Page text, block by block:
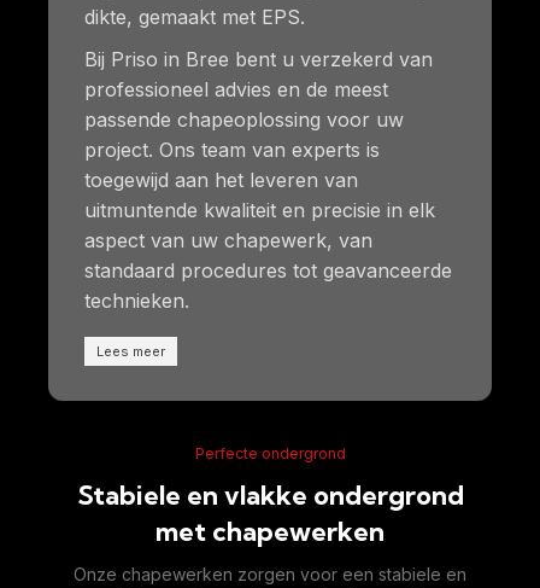
dikte, gemaakt met EPS.
Bij Priso in Bree bent u verzekerd van
professioneel advies en de meest
passende chapeoplossing voor uw
project. Ons team van experts is
toegewijd aan het leveren van
uitmuntende kwaliteit en precisie in elk
aspect van uw chapewerk, van
standaard procedures tot geavanceerde
technieken.
Lees meer
Perfecte ondergrond
Stabiele en vlakke ondergrond
met chapewerken
Onze chapewerken zorgen voor een stabiele en